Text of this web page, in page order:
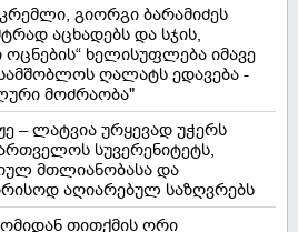
გიორგი ბარამიძეს
აცხადებს და სჯის,
ხელისუფლება იმავე
ღალატს ედავება -
მოძრაობა"
– ლატვია ურყევად უჭერს
სუვერენიტეტს,
მთლიანობასა და
აღიარებულ საზღვრებს
თითქმის ორი